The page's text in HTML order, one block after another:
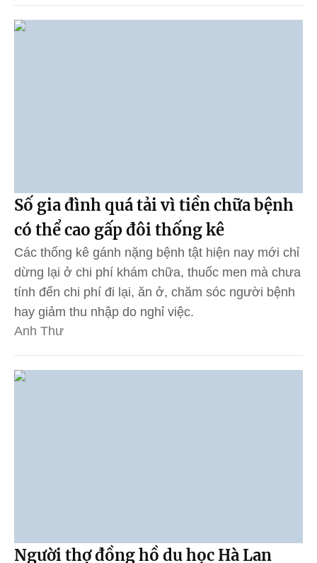
Số gia đình quá tải vì tiền chữa bệnh
có thể cao gấp đôi thống kê
Các thống kê gánh nặng bệnh tật hiện nay mới chỉ
dừng lại ở chi phí khám chữa, thuốc men mà chưa
tính đến chi phí đi lại, ăn ở, chăm sóc người bệnh
hay giảm thu nhập do nghỉ việc.
Anh Thư
Người thợ đồng hồ du học Hà Lan